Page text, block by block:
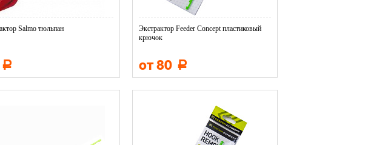
Salmo тюльпан
Р
Экстрактор Feeder Concept пластиковый
крючок
от 80 Р